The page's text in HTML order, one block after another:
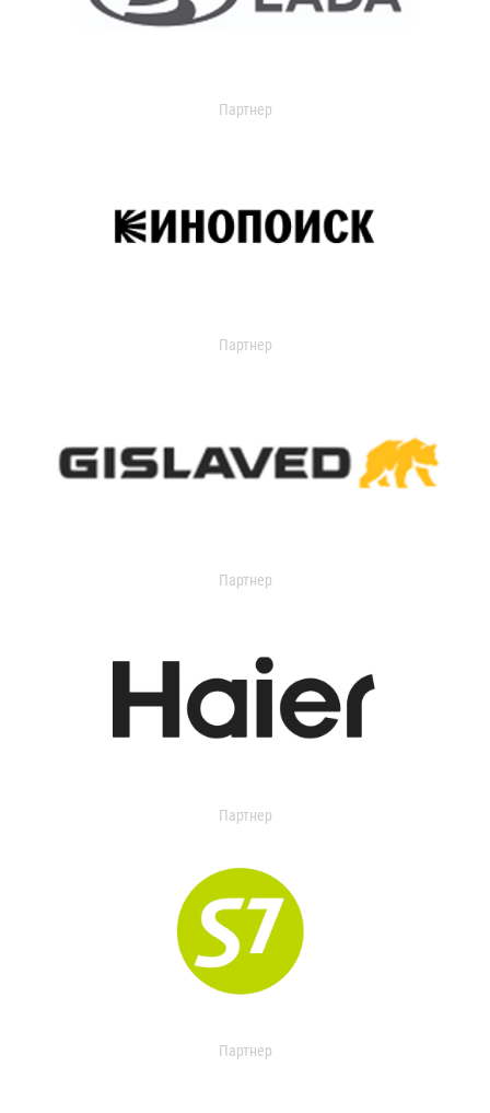
Партнер
Партнер
Партнер
Партнер
Партнер